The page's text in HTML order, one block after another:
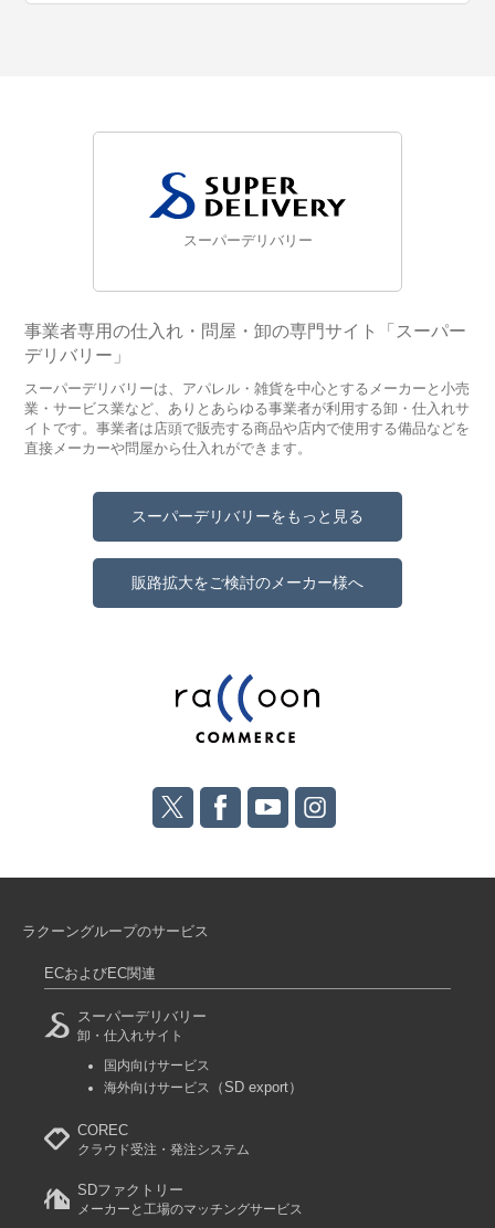
スーパーデリバリー
事業者専用の仕入れ・問屋・卸の専門サイト「スーパー
デリバリー」
スーパーデリバリーは、アパレル・雑貨を中心とするメーカーと小売
業・サービス業など、ありとあらゆる事業者が利用する卸・仕入れサ
イトです。事業者は店頭で販売する商品や店内で使用する備品などを
直接メーカーや問屋から仕入れができます。
スーパーデリバリーをもっと見る
販路拡大をご検討のメーカー様へ
ラクーングループのサービス
ECおよびEC関連
スーパーデリバリー
卸・仕入れサイト
国内向けサービス
海外向けサービス
（SD export）
COREC
クラウド受注・発注システム
SDファクトリー
メーカーと工場のマッチングサービス